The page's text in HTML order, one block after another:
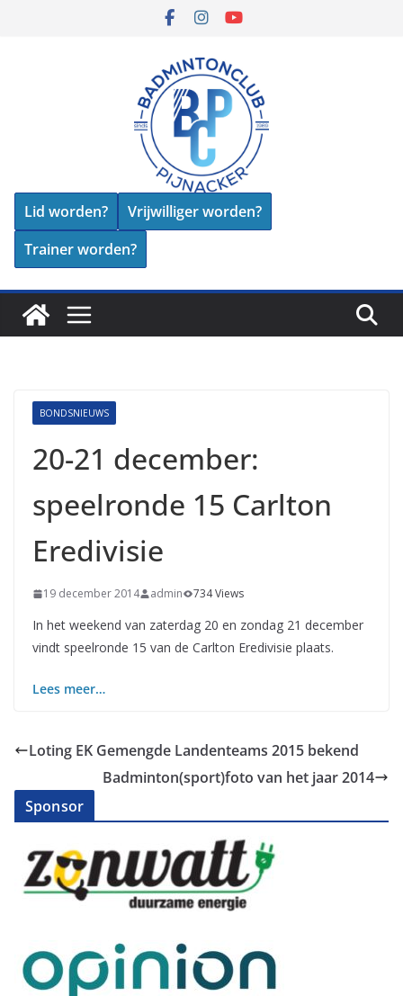
Lid worden?
Vrijwilliger worden?
Trainer worden?
BONDSNIEUWS
20-21 december:
speelronde 15 Carlton
Eredivisie
19 december 2014 admin 734 Views
In het weekend van zaterdag 20 en zondag 21 december
vindt speelronde 15 van de Carlton Eredivisie plaats.
Lees meer…
Loting EK Gemengde Landenteams 2015 bekend
Badminton(sport)foto van het jaar 2014
Sponsor